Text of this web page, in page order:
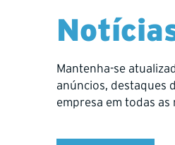
Mantenha-se
anúncios, destaques
empresa em todas as
A
drilling
Pamela